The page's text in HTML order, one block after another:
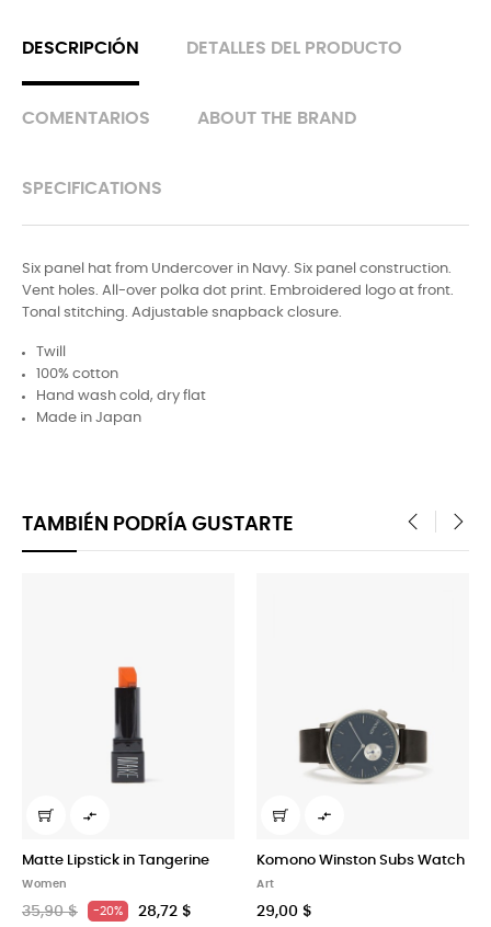
DESCRIPCIÓN DETALLES DEL PRODUCTO
COMENTARIOS ABOUT THE BRAND
SPECIFICATIONS
Six panel hat from Undercover in Navy. Six panel construction.
Vent holes. All-over polka dot print. Embroidered logo at front.
Tonal stitching. Adjustable snapback closure.
Twill
100% cotton
Hand wash cold, dry flat
Made in Japan
TAMBIÉN PODRÍA GUSTARTE
$
Komono Winston Subs Watch
29,00 $
Rachel Comey Nix